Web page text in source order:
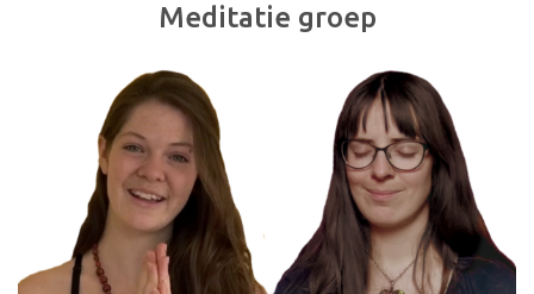
Meditatie groep